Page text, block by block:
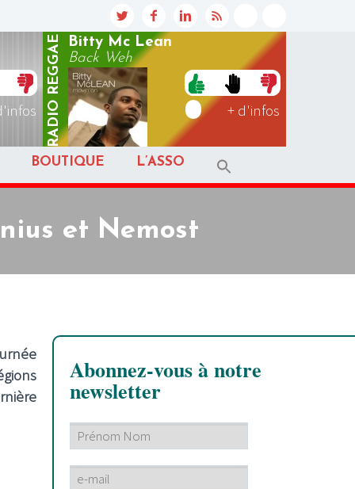
RADIO
REGGAE
Bitty Mc Lean
Back Weh
+ d'infos
BOUTIQUE L’ASSO
et Nemost
Abonnez-vous à notre
newsletter